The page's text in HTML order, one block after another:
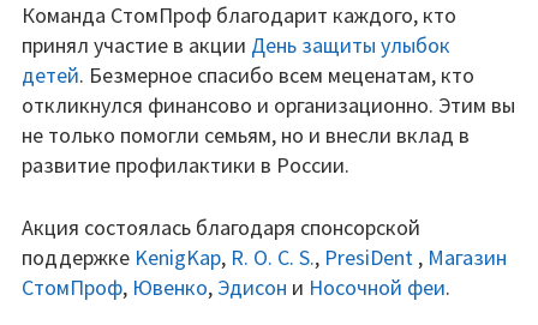
Команда СтомПроф благодарит каждого, кто
принял участие в акции День защиты улыбок
детей. Безмерное спасибо всем меценатам, кто
откликнулся финансово и организационно. Этим вы
не только помогли семьям, но и внесли вклад в
развитие профилактики в России.
Акция состоялась благодаря спонсорской
поддержке KenigKap, R. O. C. S., PresiDent , Магазин
СтомПроф, Ювенко, Эдисон и Носочной феи.